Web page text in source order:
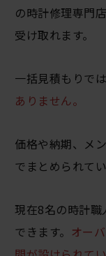
の時計修理専門
受け取れます。
一括見積もりでは
ありません。
価格や納期、メ
でまとめられて
現在8名の時計
できます。 オー